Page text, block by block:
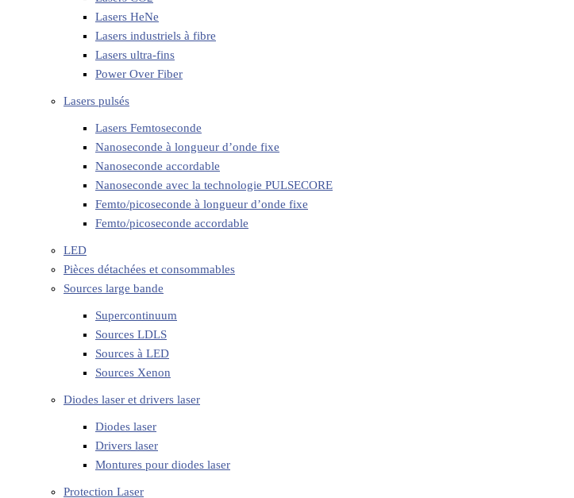
Lasers HeNe
Lasers industriels à fibre
Lasers ultra-fins
Power Over Fiber
Lasers pulsés
Lasers Femtoseconde
Nanoseconde à longueur d’onde fixe
Nanoseconde accordable
Nanoseconde avec la technologie PULSECORE
Femto/picoseconde à longueur d’onde fixe
Femto/picoseconde accordable
LED
Pièces détachées et consommables
Sources large bande
Supercontinuum
Sources LDLS
Sources à LED
Sources Xenon
Diodes laser et drivers laser
Diodes laser
Drivers laser
Montures pour diodes laser
Protection Laser